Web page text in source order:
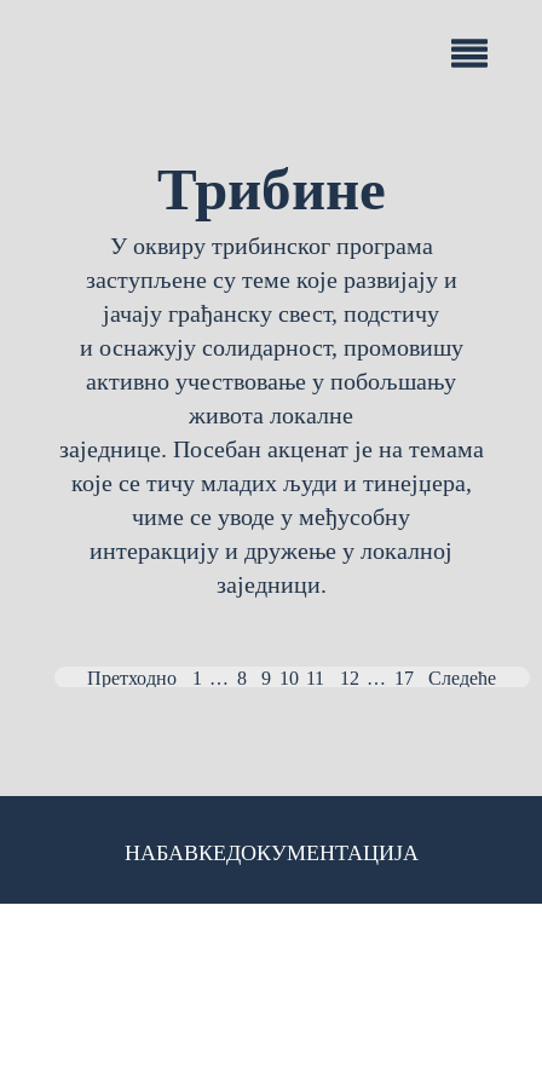
Трибине
У оквиру трибинског програма
заступљене су теме које развијају и
јачају грађанску свест, подстичу
и оснажују солидарност, промовишу
активно учествовање у побољшању
живота локалне
заједнице. Посебан акценат је на темама
које се тичу младих људи и тинејџера,
чиме се уводе у међусобну
интеракцију и дружење у локалној
заједници.
Претходно 1 … 8 9 10 11 12 … 17 Следеће
НАБАВКЕДОКУМЕНТАЦИЈА